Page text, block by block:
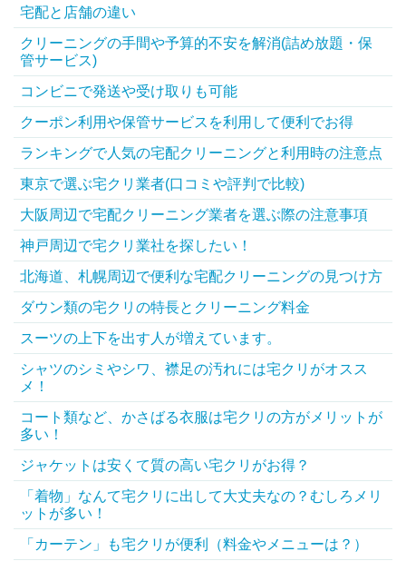
宅配と店舗の違い
クリーニングの手間や予算的不安を解消(詰め放題・保
管サービス)
コンビニで発送や受け取りも可能
クーポン利用や保管サービスを利用して便利でお得
ランキングで人気の宅配クリーニングと利用時の注意点
東京で選ぶ宅クリ業者(口コミや評判で比較)
大阪周辺で宅配クリーニング業者を選ぶ際の注意事項
神戸周辺で宅クリ業社を探したい！
北海道、札幌周辺で便利な宅配クリーニングの見つけ方
ダウン類の宅クリの特長とクリーニング料金
スーツの上下を出す人が増えています。
シャツのシミやシワ、襟足の汚れには宅クリがオスス
メ！
コート類など、かさばる衣服は宅クリの方がメリットが
多い！
ジャケットは安くて質の高い宅クリがお得？
「着物」なんて宅クリに出して大丈夫なの？むしろメリ
ットが多い！
「カーテン」も宅クリが便利（料金やメニューは？）